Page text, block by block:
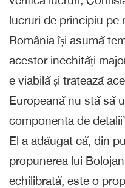
lucruri de principiu pe
România își asumă
acestor inechități
e viabilă și tratează
Europeană nu stă să
componenta de
El a adăugat că, din
propunerea lui
echilibrată, este o